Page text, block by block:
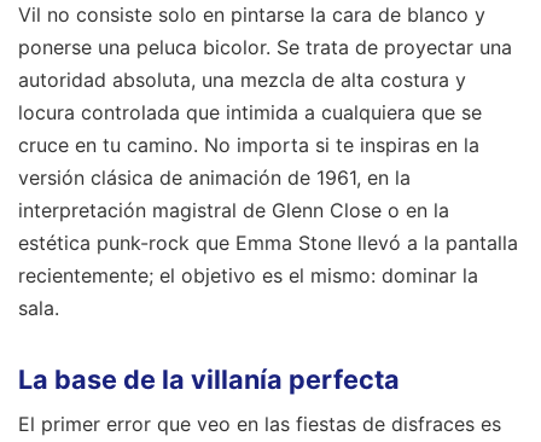
Vil no consiste solo en pintarse la cara de blanco y
ponerse una peluca bicolor. Se trata de proyectar una
autoridad absoluta, una mezcla de alta costura y
locura controlada que intimida a cualquiera que se
cruce en tu camino. No importa si te inspiras en la
versión clásica de animación de 1961, en la
interpretación magistral de Glenn Close o en la
estética punk-rock que Emma Stone llevó a la pantalla
recientemente; el objetivo es el mismo: dominar la
sala.
La base de la villanía perfecta
El primer error que veo en las fiestas de disfraces es